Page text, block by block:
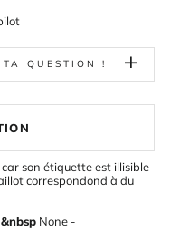
QUESTION !
son étiquette est illisible
correspondond à du
None -